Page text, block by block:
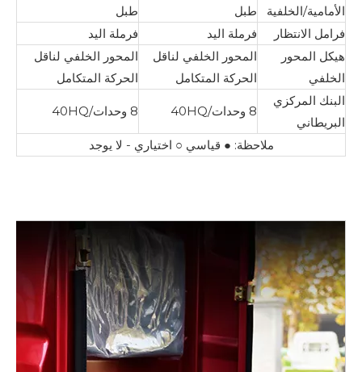
الأمامية/الخلفية
طبل
طبل
فرامل الانتظار
فرملة اليد
فرملة اليد
هيكل المحور
الخلفي
المحور الخلفي لناقل
الحركة المتكامل
المحور الخلفي لناقل
الحركة المتكامل
البنك المركزي
البريطاني
8 وحدات/40HQ 8 وحدات/40HQ
ملاحظة: ● قياسي ○ اختياري - لا يوجد